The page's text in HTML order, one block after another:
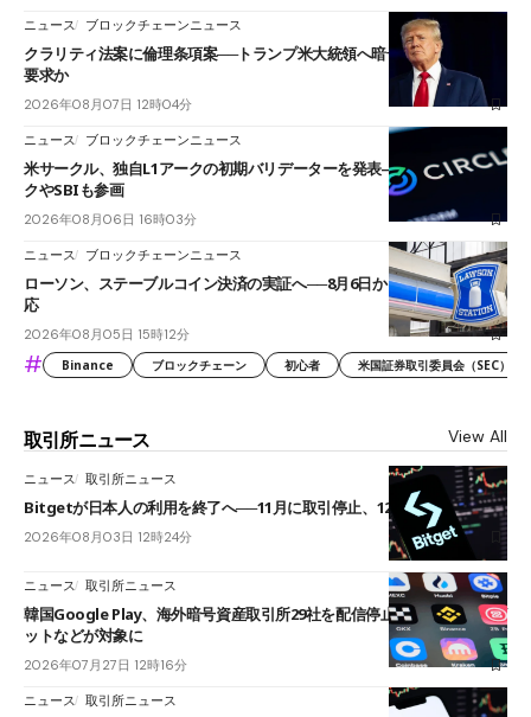
ニュース ブロックチェーンニュース
クラリティ法案に倫理条項案──トランプ米大統領へ暗号資産事業の売却
要求か
2026年08月07日 12時04分
ニュース ブロックチェーンニュース
米サークル、独自L1アークの初期バリデーターを発表――ブラックロッ
クやSBIも参画
2026年08月06日 16時03分
ニュース ブロックチェーンニュース
ローソン、ステーブルコイン決済の実証へ──8月6日からJPYCやUSDC対
応
2026年08月05日 15時12分
# Binance ブロックチェーン 初心者 米国証券取引委員会（SEC）
取引所ニュース View All
ニュース 取引所ニュース
Bitgetが日本人の利用を終了へ──11月に取引停止、12月末に強制決済
2026年08月03日 12時24分
ニュース 取引所ニュース
韓国Google Play、海外暗号資産取引所29社を配信停止──OKXやバイビ
ットなどが対象に
2026年07月27日 12時16分
ニュース 取引所ニュース